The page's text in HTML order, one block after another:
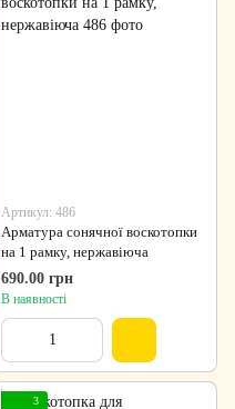
Артикул: 486
Арматура сонячної воскотопки
на 1 рамку, нержавіюча
690.00 грн
В наявності
3